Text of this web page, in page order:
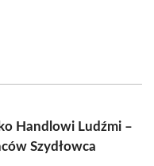
Handlowi Ludźmi –
Szydłowca